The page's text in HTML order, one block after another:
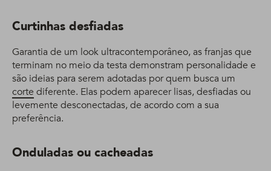
Curtinhas desfiadas
Garantia de um look ultracontemporâneo, as franjas que
terminam no meio da testa demonstram personalidade e
são ideias para serem adotadas por quem busca um
corte diferente. Elas podem aparecer lisas, desfiadas ou
levemente desconectadas, de acordo com a sua
preferência.
Onduladas ou cacheadas